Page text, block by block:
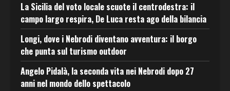
La Sicilia del voto locale scuote il centrodestra: il
campo largo respira, De Luca resta ago della bilancia
Longi, dove i Nebrodi diventano avventura: il borgo
che punta sul turismo outdoor
Angelo Pidalà, la seconda vita nei Nebrodi dopo 27
anni nel mondo dello spettacolo